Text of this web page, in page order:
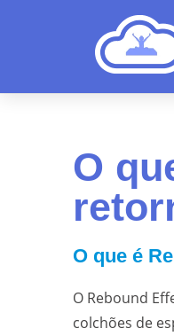
O
O que é
O Rebound
colchões de